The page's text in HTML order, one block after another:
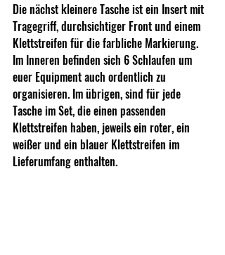
Die nächst kleinere Tasche ist ein Insert mit
Tragegriff, durchsichtiger Front und einem
Klettstreifen für die farbliche Markierung.
Im Inneren befinden sich 6 Schlaufen um
euer Equipment auch ordentlich zu
organisieren. Im übrigen, sind für jede
Tasche im Set, die einen passenden
Klettstreifen haben, jeweils ein roter, ein
weißer und ein blauer Klettstreifen im
Lieferumfang enthalten.